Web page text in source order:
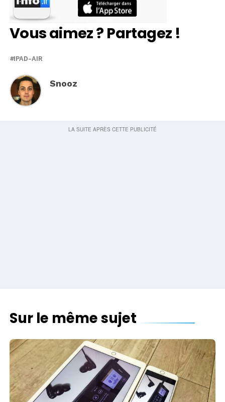
Vous aimez ? Partagez !
IPAD-AIR
Snooz
Sur le même sujet